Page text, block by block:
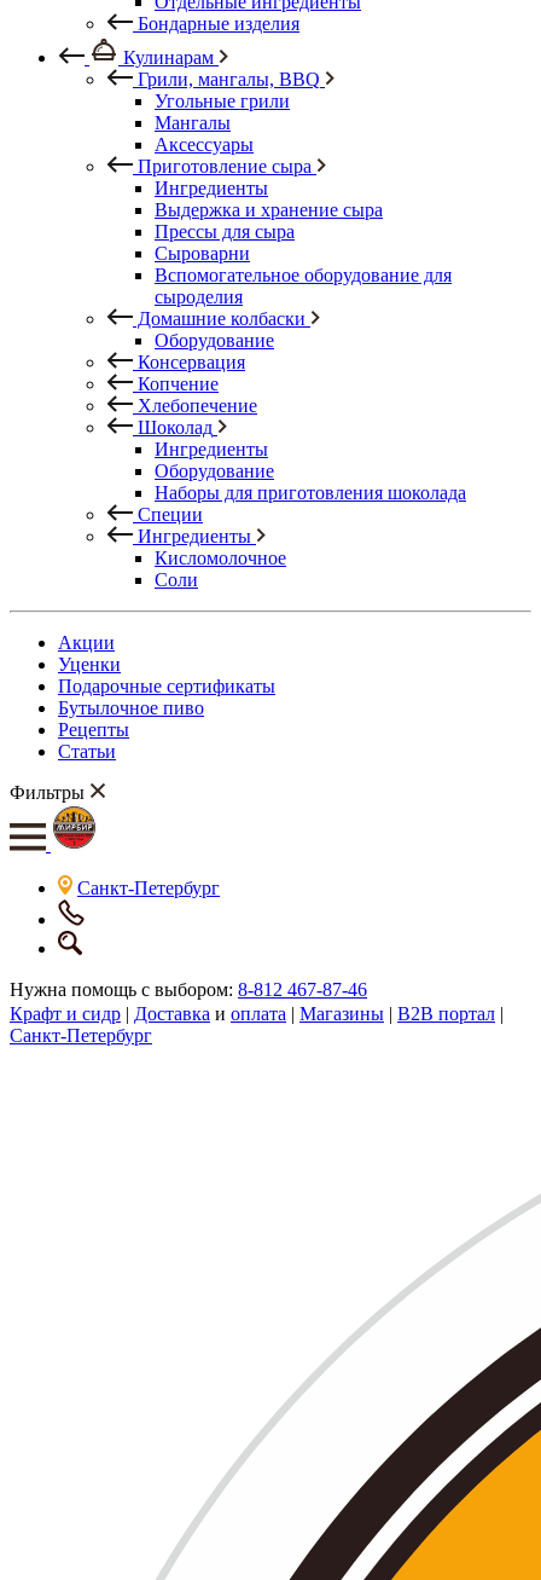
Бондарные изделия
Кулинарам
Грили, мангалы, BBQ
Угольные грили
Мангалы
Аксессуары
Приготовление сыра
Ингредиенты
Выдержка и хранение сыра
Прессы для сыра
Сыроварни
Вспомогательное оборудование для
сыроделия
Домашние колбаски
Оборудование
Консервация
Копчение
Хлебопечение
Шоколад
Ингредиенты
Оборудование
Наборы для приготовления шоколада
Специи
Ингредиенты
Кисломолочное
Соли
Акции
Уценки
Подарочные сертификаты
Бутылочное пиво
Рецепты
Статьи
Фильтры
Санкт-Петербург
Нужна помощь с выбором: 8-812 467-87-46
Крафт и сидр | Доставка и оплата | Магазины | B2B портал |
Санкт-Петербург